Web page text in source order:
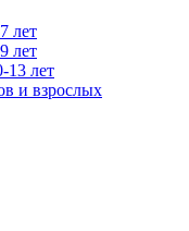
лет
лет
13 лет
и взрослых